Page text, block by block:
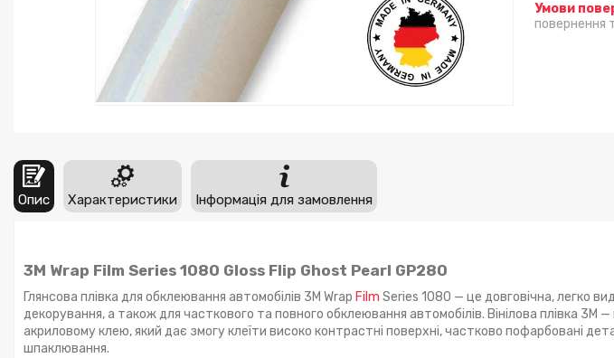
повернення
Опис Характеристики Інформація для замовлення
3M Wrap Film Series 1080 Gloss Flip Ghost Pearl GP280
Глянсова плівка для обклеювання автомобілів 3M Wrap Film Series 1080 — це довговічна, легко
декорування, а також для часткового та повного обклеювання автомобілів. Вінілова плівка 3М
акриловому клею, який дає змогу клеїти високо контрастні поверхні, частково пофарбовані
шпаклювання.